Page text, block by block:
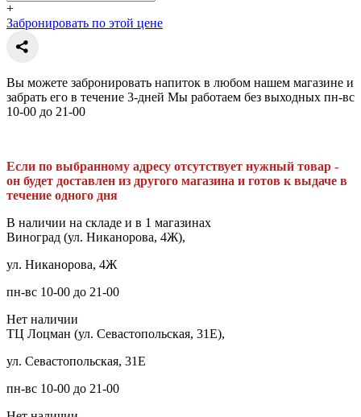
+
Забронировать по этой цене
Вы можете забронировать напиток в любом нашем магазине и
забрать его в течение 3-дней Мы работаем без выходных пн-вс
10-00 до 21-00
Если по выбранному адресу отсутствует нужный товар -
он будет доставлен из другого магазина и готов к выдаче в
течение одного дня
В наличии на складе и в 1 магазинах
Виноград (ул. Никанорова, 4Ж),
ул. Никанорова, 4Ж
пн-вс 10-00 до 21-00
Нет наличии
ТЦ Лоцман (ул. Севастопольская, 31Е),
ул. Севастопольская, 31Е
пн-вс 10-00 до 21-00